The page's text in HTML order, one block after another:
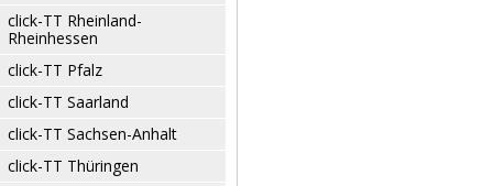
click-TT Rheinland-
Rheinhessen
click-TT Pfalz
click-TT Saarland
click-TT Sachsen-Anhalt
click-TT Thüringen